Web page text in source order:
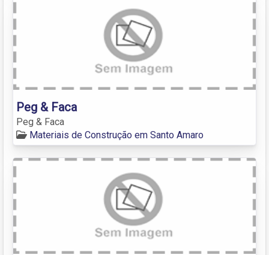
Peg & Faca
Peg & Faca
Materiais de Construção em Santo Amaro